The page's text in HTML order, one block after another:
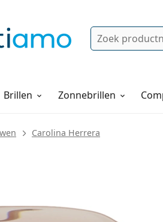
Zoek
Brillen Zonnebrillen
Carolina Herrera